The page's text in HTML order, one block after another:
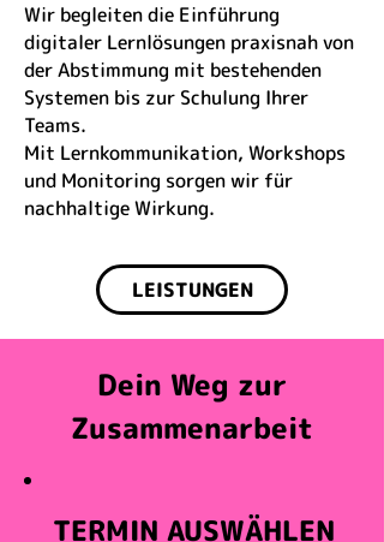
Wir begleiten die Einführung
digitaler Lernlösungen praxisnah von
der Abstimmung mit bestehenden
Systemen bis zur Schulung Ihrer
Teams.
Mit Lernkommunikation, Workshops
und Monitoring sorgen wir für
nachhaltige Wirkung.
LEISTUNGEN
Dein Weg zur
Zusammenarbeit
TERMIN AUSWÄHLEN